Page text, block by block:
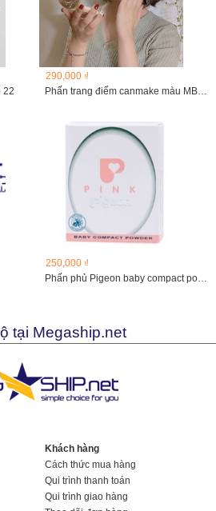
22
290,000 ₫
Phấn trang điểm canmake màu MB: Tự nhiên
250,000 ₫
Phấn phủ Pigeon baby compact powder 20g
tại Megaship.net
Khách hàng
Cách thức mua hàng
Qui trình thanh toán
Qui trình giao hàng